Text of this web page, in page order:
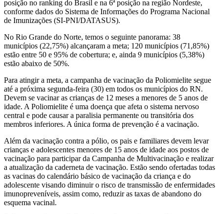
posição no ranking do Brasil e na 6ª posição na região Nordeste,
conforme dados do Sistema de Informações do Programa Nacional
de Imunizações (SI-PNI/DATASUS).
No Rio Grande do Norte, temos o seguinte panorama: 38
municípios (22,75%) alcançaram a meta; 120 municípios (71,85%)
estão entre 50 e 95% de cobertura; e, ainda 9 municípios (5,38%)
estão abaixo de 50%.
Para atingir a meta, a campanha de vacinação da Poliomielite segue
até a próxima segunda-feira (30) em todos os municípios do RN.
Devem se vacinar as crianças de 12 meses a menores de 5 anos de
idade. A Poliomielite é uma doença que afeta o sistema nervoso
central e pode causar a paralisia permanente ou transitória dos
membros inferiores. A única forma de prevenção é a vacinação.
Além da vacinação contra a pólio, os pais e familiares devem levar
crianças e adolescentes menores de 15 anos de idade aos postos de
vacinação para participar da Campanha de Multivacinação e realizar
a atualização da caderneta de vacinação. Estão sendo ofertadas todas
as vacinas do calendário básico de vacinação da criança e do
adolescente visando diminuir o risco de transmissão de enfermidades
imunopreveníveis, assim como, reduzir as taxas de abandono do
esquema vacinal.